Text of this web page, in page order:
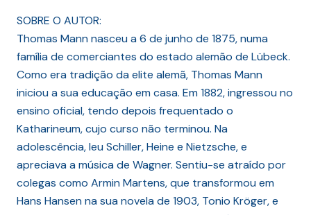
SOBRE O AUTOR:
Thomas Mann nasceu a 6 de junho de 1875, numa
família de comerciantes do estado alemão de Lübeck.
Como era tradição da elite alemã, Thomas Mann
iniciou a sua educação em casa. Em 1882, ingressou no
ensino oficial, tendo depois frequentado o
Katharineum, cujo curso não terminou. Na
adolescência, leu Schiller, Heine e Nietzsche, e
apreciava a música de Wagner. Sentiu-se atraído por
colegas como Armin Martens, que transformou em
Hans Hansen na sua novela de 1903, Tonio Kröger, e